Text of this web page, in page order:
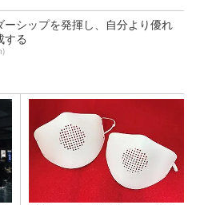
ーシップを発揮し、自分より優れ
する